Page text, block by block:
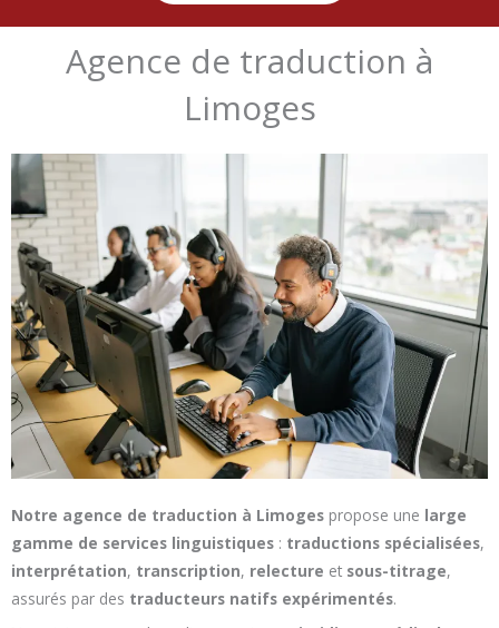
Agence de traduction à
Limoges
Notre agence de traduction à Limoges propose une large
gamme de services linguistiques : traductions spécialisées,
interprétation, transcription, relecture et sous-titrage,
assurés par des traducteurs natifs expérimentés.